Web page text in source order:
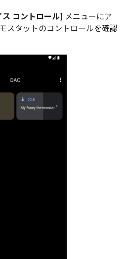
ス コントロール] メニューにア
スタットのコントロールを確認